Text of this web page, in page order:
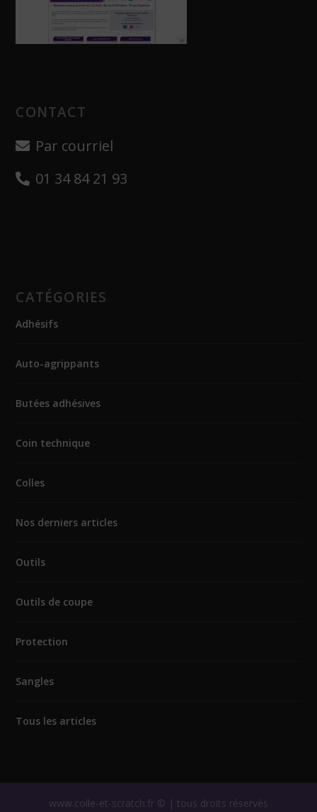
CONTACT
Par courriel
01 34 84 21 93
CATÉGORIES
Adhésifs
Auto-agrippants
Butées adhésives
Coin technique
Colles
Nos derniers articles
Outils
Outils de coupe
Protection
Sangles
Tous les articles
www.colle-et-scratch.fr © | tous droits réservés